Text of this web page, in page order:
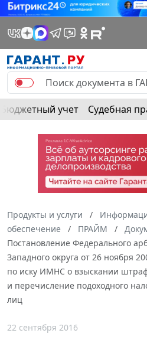
Бюджетный учет Судебная
Продукты и услуги
обеспечение
ПРАЙМ
Постановление Федерального
Западного округа от 26 ноября
по иску ИМНС о взыскании
и перечисление подоходного
лиц
22 сентября 2016